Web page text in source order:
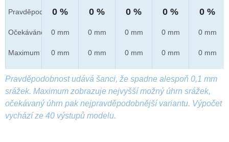
Pravděpod.
Očekáváno
Maximum
0 %
0 mm
0 mm
0 %
0 mm
0 mm
0 %
0 mm
0 mm
0 %
0 mm
0 mm
0 %
0 mm
0 mm
Pravděpodobnost udává šanci, že spadne alespoň 0,1 mm
srážek. Maximum zobrazuje nejvyšší možný úhrn srážek,
očekávaný úhrn pak nejpravděpodobnější variantu. Výpočet
vychází ze 40 výstupů modelu.